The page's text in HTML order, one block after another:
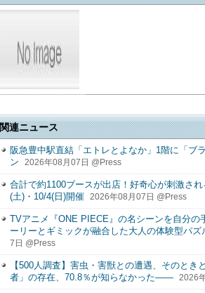
関連ニュース
阪急豊中駅直結「エトレとよなか」1階に「ブ
ン
2026年08月07日 @Press
合計で約1100ブースが出店！好奇心が刺激さ
(土)・10/4(日)開催
2026年08月07日 @Press
TVアニメ『ONE PIECE』の名シーンを自分の
ーリーとギミックが融合した大人の体験型パ
7日 @Press
【500人調査】害虫・害獣との遭遇、そのと
者」の存在、70.8％が知らなかった――
2026